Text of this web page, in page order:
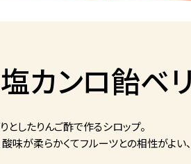
塩カンロ飴ベ
としたりんご酢で作るシロップ。
味が柔らかくてフルーツとの相性がよ